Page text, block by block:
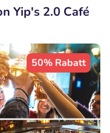
Yip's 2.0 Café
50% Rabatt